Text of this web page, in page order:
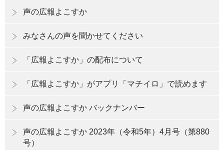
声の広報よこすか
みなさんの声を聞かせてください
「広報よこすか」の配布について
「広報よこすか」がアプリ「マチイロ」で読めます
声の広報よこすか バックナンバー
声の広報よこすか 2023年（令和5年）4月号（第880
号）